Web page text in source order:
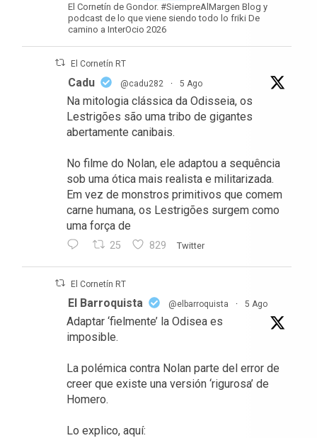
El Cornetín de Gondor. #SiempreAlMargen Blog y
podcast de lo que viene siendo todo lo friki De
camino a InterOcio 2026
El Cornetín RT
Cadu @cadu282 · 5 Ago
Na mitologia clássica da Odisseia, os
Lestrigões são uma tribo de gigantes
abertamente canibais.
No filme do Nolan, ele adaptou a sequência
sob uma ótica mais realista e militarizada.
Em vez de monstros primitivos que comem
carne humana, os Lestrigões surgem como
uma força de
25 829 Twitter
El Cornetín RT
El Barroquista @elbarroquista · 5 Ago
Adaptar ‘fielmente’ la Odisea es
imposible.
La polémica contra Nolan parte del error de
creer que existe una versión ‘rigurosa’ de
Homero.
Lo explico, aquí: